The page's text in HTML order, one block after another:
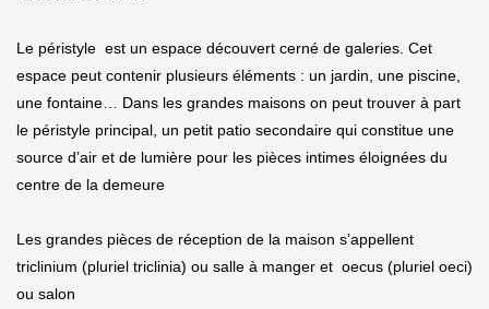
Le péristyle est un espace découvert cerné de galeries. Cet
espace peut contenir plusieurs éléments : un jardin, une piscine,
une fontaine… Dans les grandes maisons on peut trouver à part
le péristyle principal, un petit patio secondaire qui constitue une
source d’air et de lumière pour les pièces intimes éloignées du
centre de la demeure
Les grandes pièces de réception de la maison s’appellent
triclinium (pluriel triclinia) ou salle à manger et oecus (pluriel oeci)
ou salon